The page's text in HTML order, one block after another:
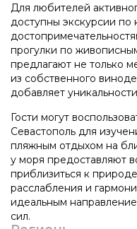
Для любителей
доступны экскурсии по
прогулки по
предлагают не только
из собственного
добавляет
Гости могут
Севастополь для
пляжным отдыхом на
у моря предоставляют
приблизиться к
расслабления и
идеальным
сил.